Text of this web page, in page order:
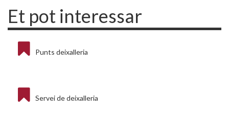
Et pot interessar
Punts deixalleria
Servei de deixalleria